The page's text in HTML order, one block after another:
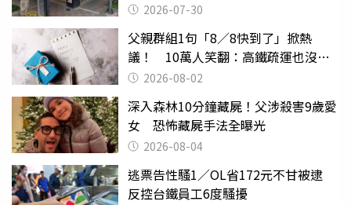
2026-07-30
父親群組1句「8／8快到了」掀熱
議！ 10萬人笑翻：高鐵疏運也沒列
父親節
2026-08-02
深入森林10分鐘藏屍！父涉殺害9歲愛
女 恐怖藏屍手法全曝光
2026-08-04
逃票告性騷1／OL省172元不甘被逮
反控台鐵員工6度騷擾